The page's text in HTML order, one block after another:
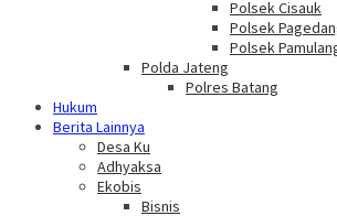
Polsek Cisauk
Polsek
Polsek
Polda Jateng
Polres Batang
Hukum
Berita Lainnya
Desa Ku
Adhyaksa
Ekobis
Bisnis